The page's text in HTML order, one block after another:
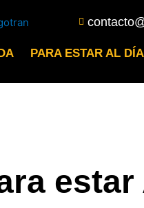
PARA ESTAR AL DÍA